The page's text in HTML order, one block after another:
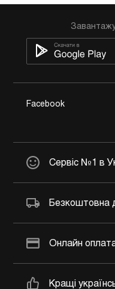
Facebook
Сервіс №1 в
Безкоштовна
Онлайн
Кращі